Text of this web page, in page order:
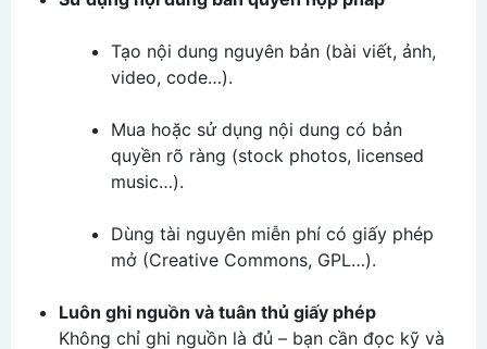
Tạo nội dung nguyên bản (bài viết, ảnh,
video, code…).
Mua hoặc sử dụng nội dung có bản
quyền rõ ràng (stock photos, licensed
music…).
Dùng tài nguyên miễn phí có giấy phép
mở (Creative Commons, GPL…).
Luôn ghi nguồn và tuân thủ giấy phép
Không chỉ ghi nguồn là đủ – bạn cần đọc kỹ và